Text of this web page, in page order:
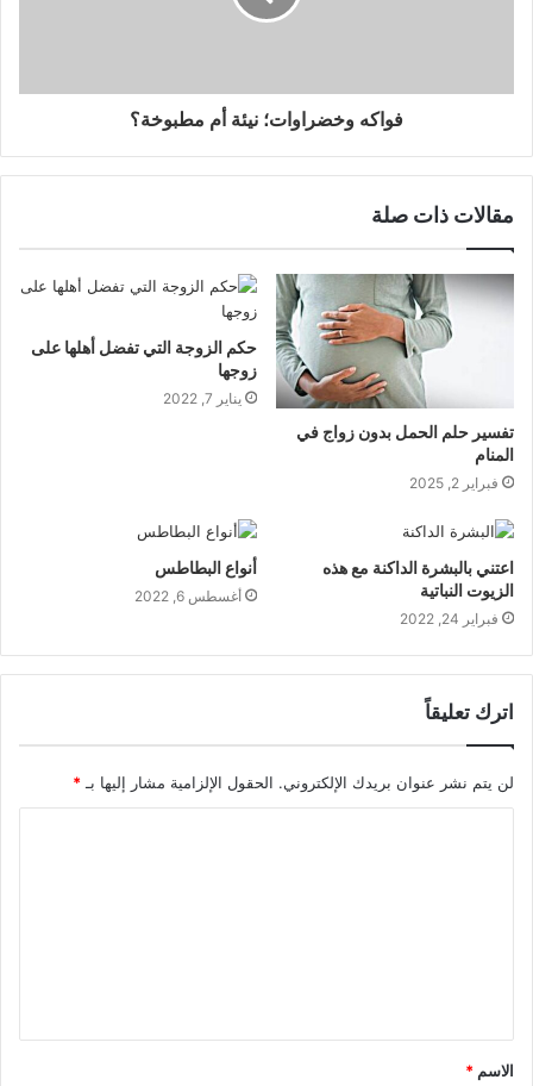
فواكه وخضراوات؛ نيئة أم مطبوخة؟
مقالات ذات صلة
تفسير حلم الحمل بدون زواج في
المنام
فبراير 2, 2025
حكم الزوجة التي تفضل أهلها على
زوجها
يناير 7, 2022
اعتني بالبشرة الداكنة مع هذه
الزيوت النباتية
فبراير 24, 2022
أنواع البطاطس
أغسطس 6, 2022
اترك تعليقاً
لن يتم نشر عنوان بريدك الإلكتروني. الحقول الإلزامية مشار إليها بـ *
ق
*
الاسم *